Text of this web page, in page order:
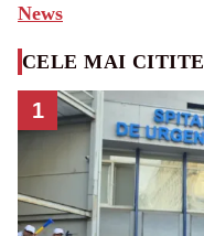
News
CELE MAI CITITE
1